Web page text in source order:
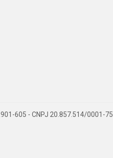
605 - CNPJ 20.857.514/0001-75